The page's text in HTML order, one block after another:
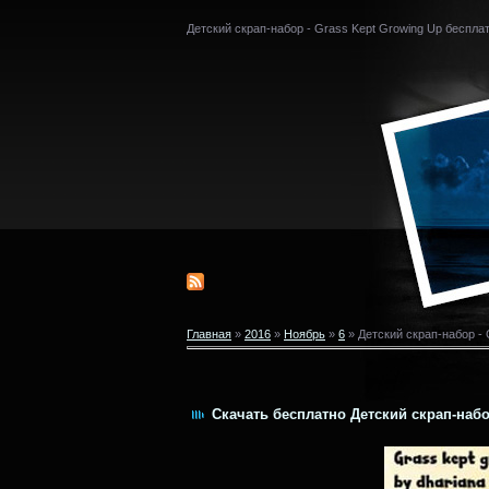
Детский скрап-набор - Grass Kept Growing Up
Главная » 2016 » Ноябрь » 6 » Детский скрап-набор
Скачать бесплатно Детский скрап-